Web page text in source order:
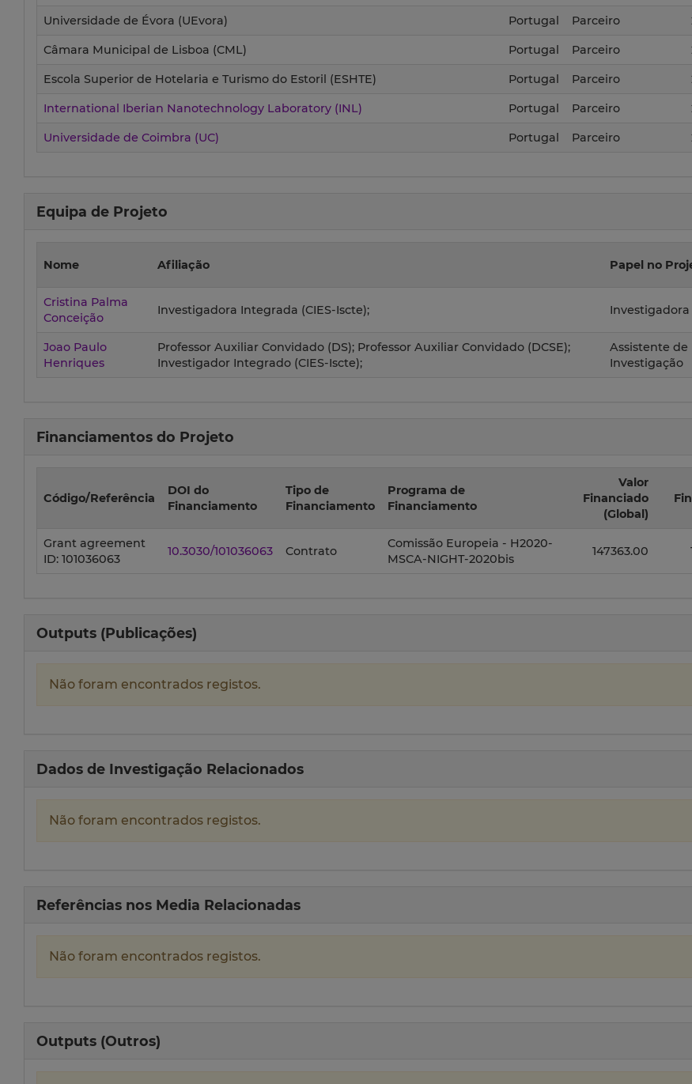
Universidade de Évora (UEvora) Portugal Parceiro
Câmara Municipal de Lisboa (CML) Portugal Parceiro
Escola Superior de Hotelaria e Turismo do Estoril (ESHTE) Portugal Parceiro
International Iberian Nanotechnology Laboratory (INL) Portugal Parceiro
Universidade de Coimbra (UC) Portugal Parceiro
Equipa de Projeto
Nome Afiliação Papel no
Cristina Palma
Conceição
Investigadora Integrada (CIES-Iscte); Investigadora
Joao Paulo
Henriques
Professor Auxiliar Convidado (DS); Professor Auxiliar Convidado (DCSE);
Investigador Integrado (CIES-Iscte);
Assistente de
Investigação
Financiamentos do Projeto
Código/Referência
DOI do
Financiamento
Tipo de
Financiamento
Programa de
Financiamento
Valor
Financiado
(Global)
Grant agreement
ID: 101036063
10.3030/101036063 Contrato
Comissão Europeia - H2020-
MSCA-NIGHT-2020bis
147363.00
Outputs (Publicações)
Não foram encontrados registos.
Dados de Investigação Relacionados
Não foram encontrados registos.
Referências nos Media Relacionadas
Não foram encontrados registos.
Outputs (Outros)